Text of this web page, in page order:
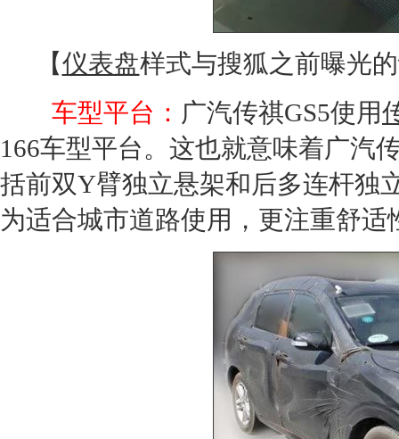
【仪表盘样式与搜狐之前曝光
车型平台： 广汽传祺GS5使用
166车型平台。这也就意味着广汽
括前双Y臂独立悬架和后多连杆独
为适合城市道路使用，更注重舒适